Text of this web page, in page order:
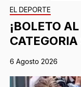
EL DEPORTE
¡BOLETO
6 Agosto 2026